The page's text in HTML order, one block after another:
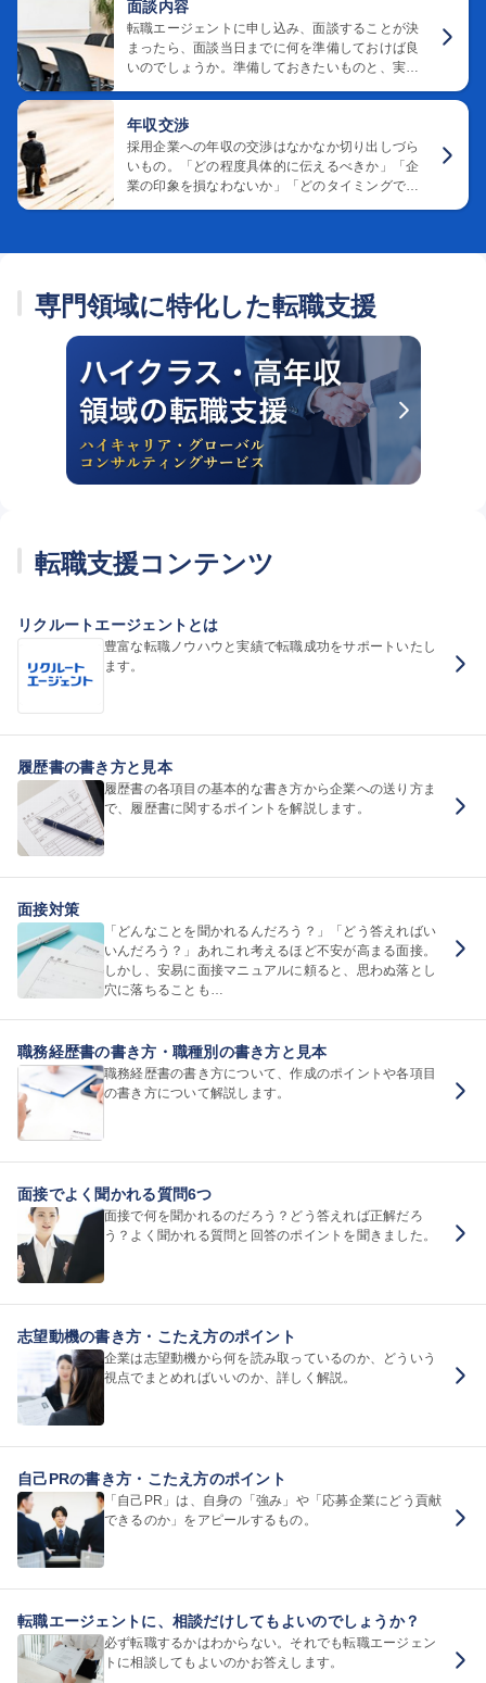
面談内容
転職エージェントに申し込み、面談することが決
まったら、面談当日までに何を準備しておけば良
いのでしょうか。準備しておきたいものと、実際
年収交渉
採用企業への年収の交渉はなかなか切り出しづら
いもの。「どの程度具体的に伝えるべきか」「企
業の印象を損なわないか」「どのタイミングで伝
専門領域に特化した転職支援
転職支援コンテンツ
リクルートエージェントとは
豊富な転職ノウハウと実績で転職成功をサポートいたし
ます。
履歴書の書き方と見本
履歴書の各項目の基本的な書き方から企業への送り方ま
で、履歴書に関するポイントを解説します。
面接対策
「どんなことを聞かれるんだろう？」「どう答えればい
いんだろう？」あれこれ考えるほど不安が高まる面接。
しかし、安易に面接マニュアルに頼ると、思わぬ落とし
穴に落ちることも…
職務経歴書の書き方・職種別の書き方と見本
職務経歴書の書き方について、作成のポイントや各項目
の書き方について解説します。
面接でよく聞かれる質問6つ
面接で何を聞かれるのだろう？どう答えれば正解だろ
う？よく聞かれる質問と回答のポイントを聞きました。
志望動機の書き方・こたえ方のポイント
企業は志望動機から何を読み取っているのか、どういう
視点でまとめればいいのか、詳しく解説。
自己PRの書き方・こたえ方のポイント
「自己PR」は、自身の「強み」や「応募企業にどう貢献
できるのか」をアピールするもの。
転職エージェントに、相談だけしてもよいのでしょうか？
必ず転職するかはわからない。それでも転職エージェン
トに相談してもよいのかお答えします。